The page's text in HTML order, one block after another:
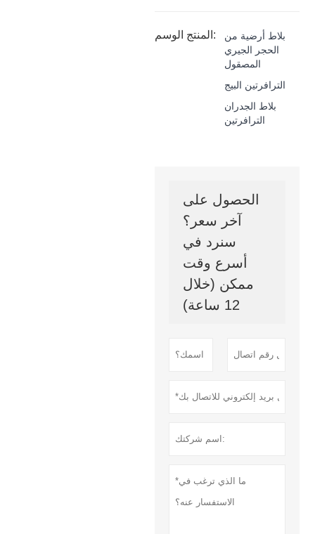
المنتج الوسم:
بلاط أرضية من
الحجر الجيري
المصقول
الترافرتين البيج
بلاط الجدران
الترافرتين
الحصول على
آخر سعر؟
سنرد في
أسرع وقت
ممكن (خلال
12 ساعة)